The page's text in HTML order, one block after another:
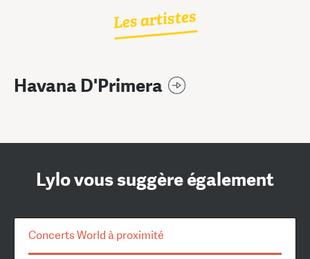
Les artistes
Havana D'Primera
Lylo vous suggère également
Concerts World à proximité